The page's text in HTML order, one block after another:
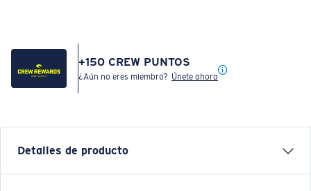
+150 CREW PUNTOS
¿Aún no eres miembro? Únete ahora
Detalles de producto